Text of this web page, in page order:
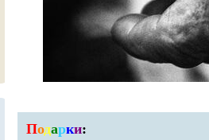
Подарки: